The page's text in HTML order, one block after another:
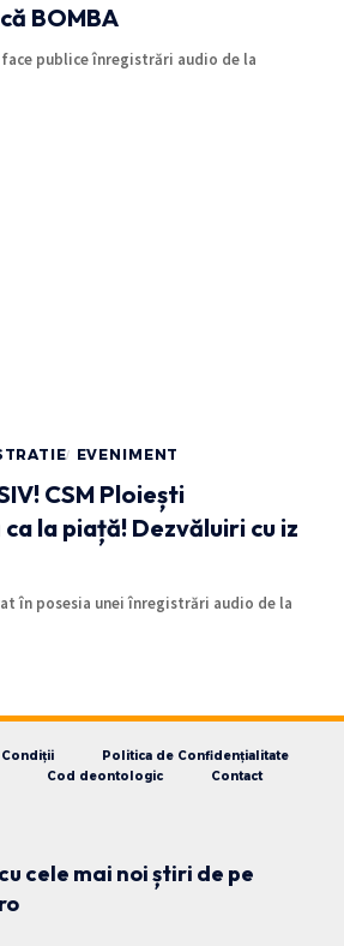
BOMBA
face publice înregistrări audio de la
EVENIMENT
CSM Ploiești
la piață! Dezvăluiri cu iz
în posesia unei înregistrări audio de la
Condiții
Politica de Confidențialitate
Cod deontologic Contact
cele mai noi știri de pe